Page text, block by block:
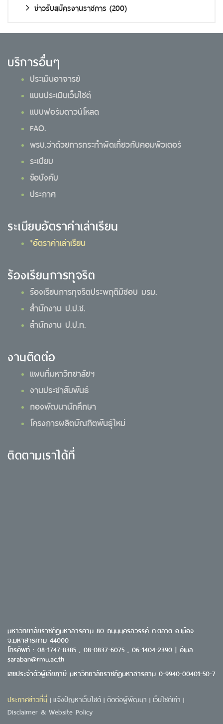
ข่าวรับสมัครงานราชการ (200)
บริการอื่นๆ
ประเมินอาจารย์
แบบประเมินเว็บไซต์
แบบฟอร์มดาวน์โหลด
FAQ.
พรบ.ว่าด้วยการกระทำผิดเกี่ยวกับคอมพิวเตอร์
ระเบียบ
ข้อบังคับ
ประกาศ
ระเบียบอัตราค่าเล่าเรียน
*อัตราค่าเล่าเรียน
ร้องเรียนการทุจริต
ร้องเรียนการทุจริตประพฤติมิชอบ มรม.
สำนักงาน ป.ป.ช.
สำนักงาน ป.ป.ท.
งานติดต่อ
แผนที่มหาวิทยาลัยฯ
งานประชาสัมพันธ์
กองพัฒนานักศึกษา
โครงการผลิตบัณฑิตพันธุ์ใหม่
ติดตามเราได้ที่
มหาวิทยาลัยราชภัฏมหาสารคาม 80 ถนนนครสวรรค์ ต.ตลาด อ.เมือง
จ.มหาสารคาม 44000
โทรศัพท์ : 08-1747-8385 , 08-0837-6075 , 06-1404-2390 | อีเมล
saraban@rmu.ac.th
เลขประจำตัวผู้เสียภาษี มหาวิทยาลัยราชภัฏมหาสารคาม 0-9940-00401-50-7
ประกาศข่าวที่นี่ | แจ้งปัญหาเว็บไซต์ | ติดต่อผู้พัฒนา | เว็บไซต์เก่า |
Disclaimer & Website Policy